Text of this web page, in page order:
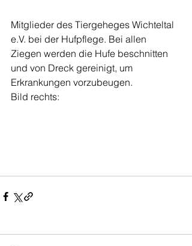
Mitglieder des Tiergeheges Wichteltal
e.V. bei der Hufpflege. Bei allen
Ziegen werden die Hufe beschnitten
und von Dreck gereinigt, um
Erkrankungen vorzubeugen.
Bild rechts: